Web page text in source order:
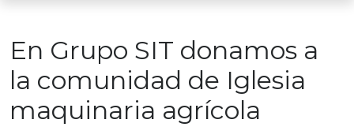
En Grupo SIT donamos a
la comunidad de Iglesia
maquinaria agrícola